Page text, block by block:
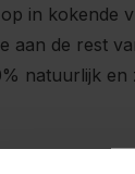
in kokende
aan de rest
natuurlijk en